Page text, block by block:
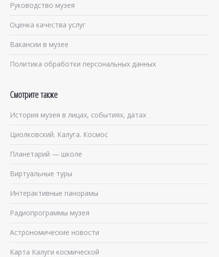
Руководство музея
Оценка качества услуг
Вакансии в музее
Политика обработки персональных данных
Смотрите также
История музея в лицах, событиях, датах
Циолковский. Калуга. Космос
Планетарий — школе
Виртуальные туры
Интерактивные панорамы
Радиопрограммы музея
Астрономические новости
Карта Калуги космической